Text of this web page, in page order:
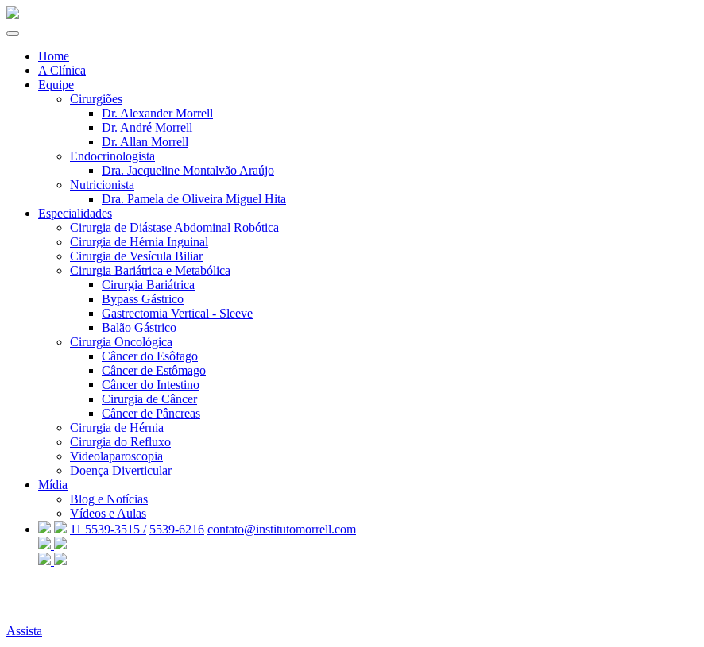
Home
A Clínica
Equipe
Cirurgiões
Dr. Alexander Morrell
Dr. André Morrell
Dr. Allan Morrell
Endocrinologista
Dra. Jacqueline Montalvão Araújo
Nutricionista
Dra. Pamela de Oliveira Miguel Hita
Especialidades
Cirurgia de Diástase Abdominal Robótica
Cirurgia de Hérnia Inguinal
Cirurgia de Vesícula Biliar
Cirurgia Bariátrica e Metabólica
Cirurgia Bariátrica
Bypass Gástrico
Gastrectomia Vertical - Sleeve
Balão Gástrico
Cirurgia Oncológica
Câncer do Esôfago
Câncer de Estômago
Câncer do Intestino
Cirurgia de Câncer
Câncer de Pâncreas
Cirurgia de Hérnia
Cirurgia do Refluxo
Videolaparoscopia
Doença Diverticular
Mídia
Blog e Notícias
Vídeos e Aulas
11 5539-3515 / 5539-6216 contato@institutomorrell.com
Assista